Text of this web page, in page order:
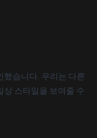
했습니다. 우리는 다른
상 스타일을 보여줄 수